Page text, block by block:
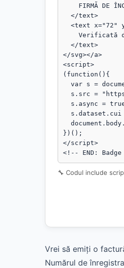
</svg></a>
<script>
(function(){
})();
</script>
<!-- END:
🔧 Codul include
Vrei să emiți o
Numărul de